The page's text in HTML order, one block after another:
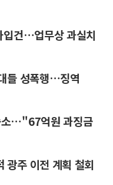
건…업무상 과실치
들 성폭행…징역
소…"67억원 과징금
주 이전 계획 철회